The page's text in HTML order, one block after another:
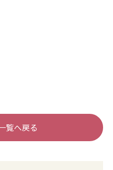
覧へ戻る